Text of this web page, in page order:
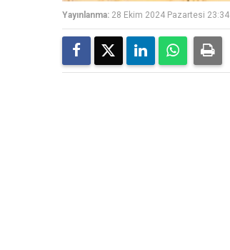
Yayınlanma: 28 Ekim 2024 Pazartesi 23:34